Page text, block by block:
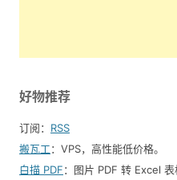
好物推荐
订阅： RSS
搬瓦工：VPS，高性能低价格。️
白描 PDF：图片 PDF 转 Excel